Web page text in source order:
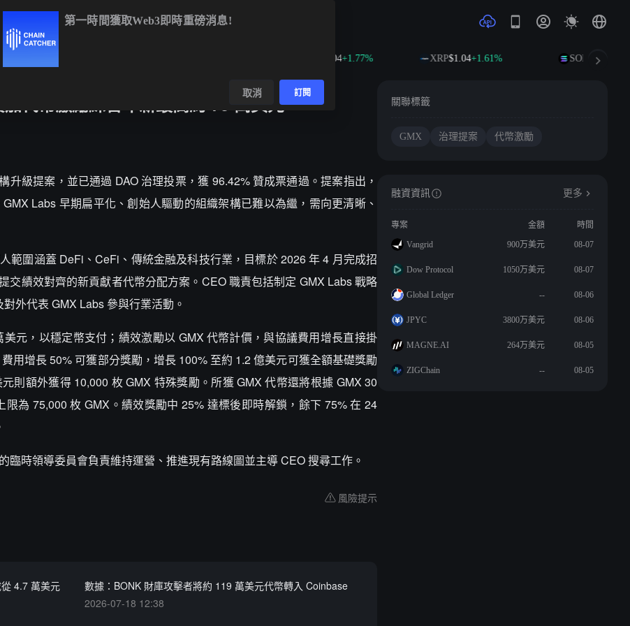
+1.77% XRP$1.04 +1.61% SOL$75.98
代幣激勵綜合年薪最高約 70 萬美元
級提案，並已通過 DAO 治理投票，獲 96.42% 贊成票通過。提案指出，
Labs 早期扁平化、創始人驅動的組織架構已難以為繼，需向更清晰、
範圍涵蓋 DeFi、CeFi、傳統金融及科技行業，目標於 2026 年 4 月完成招
交績效對齊的新貢獻者代幣分配方案。CEO 職責包括制定 GMX Labs 戰略
外代表 GMX Labs 參與行業活動。
元，以穩定幣支付；績效激勵以 GMX 代幣計價，與協議費用增長直接掛
用增長 50% 可獲部分獎勵，增長 100% 至約 1.2 億美元可獲全額基礎獎勵
則額外獲得 10,000 枚 GMX 特殊獎勵。所獲 GMX 代幣還將根據 GMX 30
為 75,000 枚 GMX。績效獎勵中 25% 達標後即時解鎖，餘下 75% 在 24
時領導委員會負責維持運營、推進現有路線圖並主導 CEO 搜尋工作。
風險提示
4.7 萬美元
數據：BONK 財庫攻擊者將約 119 萬美元代幣轉入 Coinbase
2026-07-18 12:38
關聯標籤
GMX 治理提案 代幣激勵
融資資訊 更多
專案 金額
時間
Vangrid
900万美元 08-07
Dow Protocol 1050万美元 08-07
Global Ledger -- 08-06
JPYC 3800万美元 08-06
MAGNE.AI 264万美元 08-05
ZIGChain -- 08-05
第一時間獲取Web3即時重磅消息!
取消 訂閱